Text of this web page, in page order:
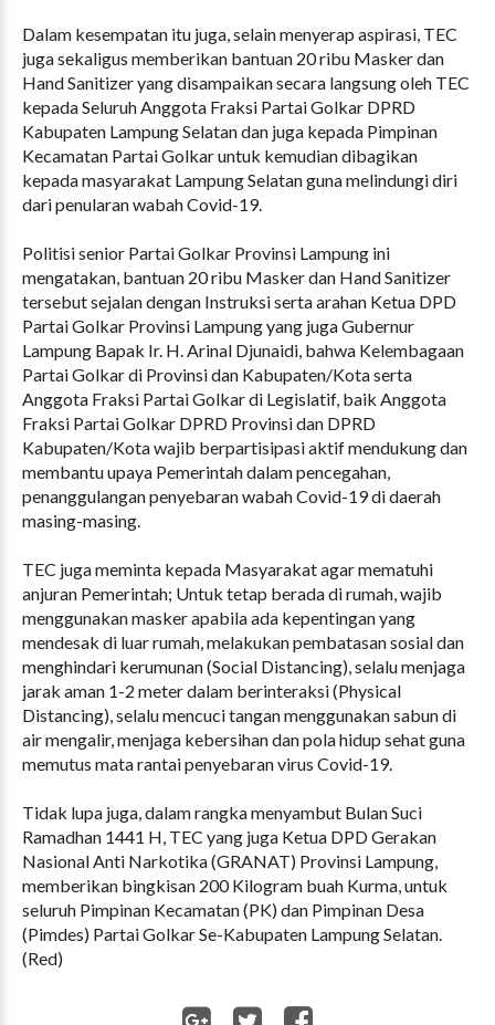
Dalam kesempatan itu juga, selain menyerap aspirasi, TEC
juga sekaligus memberikan bantuan 20 ribu Masker dan
Hand Sanitizer yang disampaikan secara langsung oleh TEC
kepada Seluruh Anggota Fraksi Partai Golkar DPRD
Kabupaten Lampung Selatan dan juga kepada Pimpinan
Kecamatan Partai Golkar untuk kemudian dibagikan
kepada masyarakat Lampung Selatan guna melindungi diri
dari penularan wabah Covid-19.
Politisi senior Partai Golkar Provinsi Lampung ini
mengatakan, bantuan 20 ribu Masker dan Hand Sanitizer
tersebut sejalan dengan Instruksi serta arahan Ketua DPD
Partai Golkar Provinsi Lampung yang juga Gubernur
Lampung Bapak Ir. H. Arinal Djunaidi, bahwa Kelembagaan
Partai Golkar di Provinsi dan Kabupaten/Kota serta
Anggota Fraksi Partai Golkar di Legislatif, baik Anggota
Fraksi Partai Golkar DPRD Provinsi dan DPRD
Kabupaten/Kota wajib berpartisipasi aktif mendukung dan
membantu upaya Pemerintah dalam pencegahan,
penanggulangan penyebaran wabah Covid-19 di daerah
masing-masing.
TEC juga meminta kepada Masyarakat agar mematuhi
anjuran Pemerintah; Untuk tetap berada di rumah, wajib
menggunakan masker apabila ada kepentingan yang
mendesak di luar rumah, melakukan pembatasan sosial dan
menghindari kerumunan (Social Distancing), selalu menjaga
jarak aman 1-2 meter dalam berinteraksi (Physical
Distancing), selalu mencuci tangan menggunakan sabun di
air mengalir, menjaga kebersihan dan pola hidup sehat guna
memutus mata rantai penyebaran virus Covid-19.
Tidak lupa juga, dalam rangka menyambut Bulan Suci
Ramadhan 1441 H, TEC yang juga Ketua DPD Gerakan
Nasional Anti Narkotika (GRANAT) Provinsi Lampung,
memberikan bingkisan 200 Kilogram buah Kurma, untuk
seluruh Pimpinan Kecamatan (PK) dan Pimpinan Desa
(Pimdes) Partai Golkar Se-Kabupaten Lampung Selatan.
(Red)